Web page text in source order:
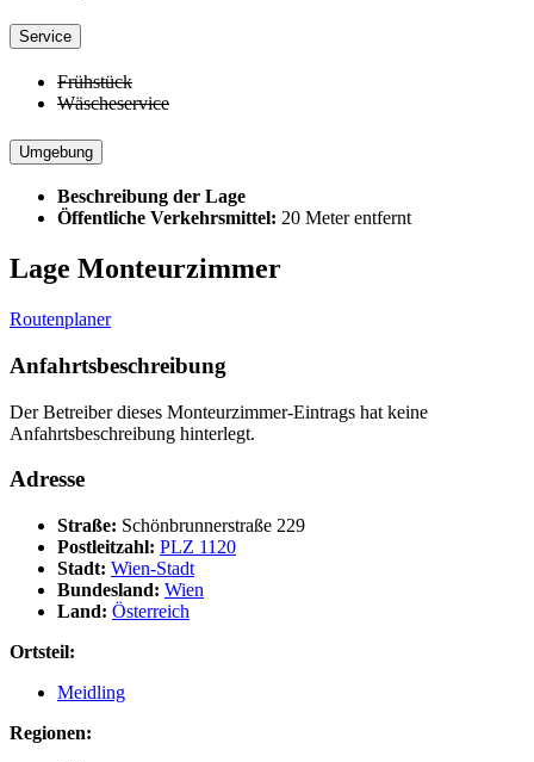
Service
Frühstück
Wäscheservice
Umgebung
Beschreibung der Lage
Öffentliche Verkehrsmittel: 20 Meter entfernt
Lage Monteurzimmer
Routenplaner
Anfahrtsbeschreibung
Der Betreiber dieses Monteurzimmer-Eintrags hat keine
Anfahrtsbeschreibung hinterlegt.
Adresse
Straße: Schönbrunnerstraße 229
Postleitzahl: PLZ 1120
Stadt: Wien-Stadt
Bundesland: Wien
Land: Österreich
Ortsteil:
Meidling
Regionen: